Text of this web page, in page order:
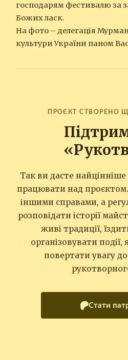
господарям фестивалю за
Божих ласк.
На фото – делегація
культури України паном
ПРОЄКТ СТВОРЕНО
Так ви дасте
працювати над проєктом.
іншими справами, а
розповідати історії
живі традиції,
організовувати
повертати увагу
Стати